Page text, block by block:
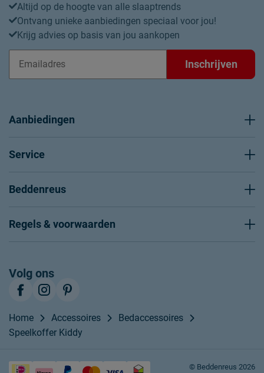
Altijd op de hoogte van alle slaaptrends
Ontvang unieke aanbiedingen speciaal voor jou!
Krijg advies op basis van jou aankopen
Inschrijven
Aanbiedingen
Service
Beddenreus
Regels & voorwaarden
Volg ons
Home Accessoires
Bedaccessoires
Speelkoffer Kiddy
© Beddenreus 2026